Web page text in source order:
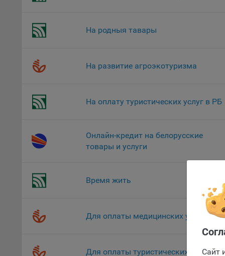
Сайт
9.2.
9.3.
9.4.
На родныя тавары
На развитие агроэкотуризма
На оплату туристических услуг в РБ
Онлайн-кредит на белорусские
товары и услуги
Время жить
Для оплаты медицинских услуг
Для оплаты туристических услуг